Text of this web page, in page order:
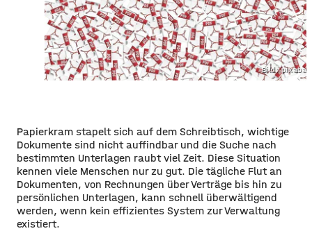
Bild:
Papierkram stapelt sich auf dem Schreibtisch, wichtige
Dokumente sind nicht auffindbar und die Suche nach
bestimmten Unterlagen raubt viel Zeit. Diese Situation
kennen viele Menschen nur zu gut. Die tägliche Flut an
Dokumenten, von Rechnungen über Verträge bis hin zu
persönlichen Unterlagen, kann schnell überwältigend
werden, wenn kein effizientes System zur Verwaltung
existiert.